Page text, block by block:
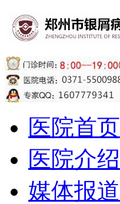
医院首页
医院介绍
媒体报道